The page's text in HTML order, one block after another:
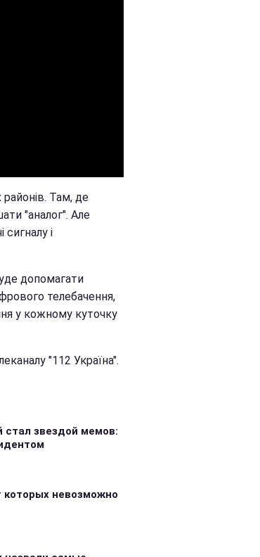
районів. Там, де
"аналог". Але
і
допомагати
телебачення,
у кожному куточку
"112 Україна".
стал звездой мемов:
невозможно